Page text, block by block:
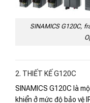
SINAMICS G120C,
2. THIẾT KẾ G120C
SINAMICS G120C là
khiển ở mức độ bảo vệ